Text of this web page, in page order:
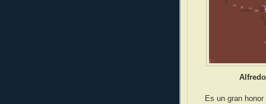
Es un gran